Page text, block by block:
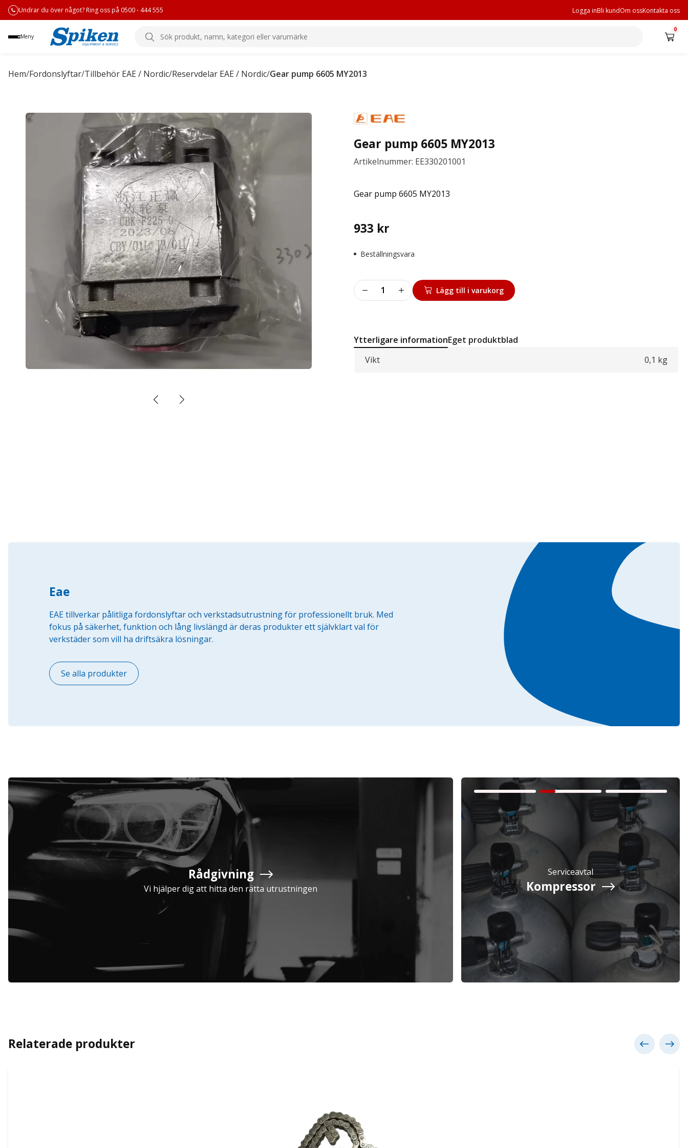
Undrar du över något? Ring oss på 0500 - 444 555 Logga inBli kundOm ossKontakta oss
Meny
Sök
produkt,
kategori
0
Företag
Hem/Fordonslyftar/Tillbehör EAE / Nordic/Reservdelar EAE / Nordic/Gear pump 6605 MY2013
Gear pump 6605 MY2013
Artikelnummer: EE330201001
Gear pump 6605 MY2013
933 kr
Beställningsvara
Gear
pump
mängd
Lägg till i varukorg
Ytterligare informationEget produktblad
Vikt
0,1 kg
Eae
EAE tillverkar pålitliga fordonslyftar och verkstadsutrustning för professionellt bruk. Med
fokus på säkerhet, funktion och lång livslängd är deras produkter ett självklart val för
verkstäder som vill ha driftsäkra lösningar.
Se alla produkter
Rådgivning
Vi hjälper dig att hitta den rätta utrustningen
Serviceavtal
Hjulinställare Verkstad
Serviceavtal
Kompressor
Relaterade produkter